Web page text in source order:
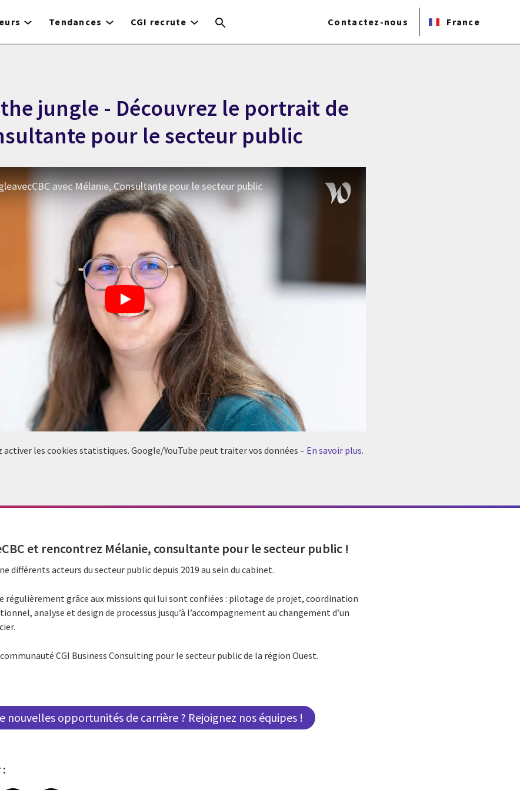
Tendances CGI recrute Contactez-nous France
jungle - Découvrez le portrait de
pour le secteur public
avec Mélanie, Consultante pour le secteur public
les cookies statistiques. Google/YouTube peut traiter vos données – En savoir plus.
et rencontrez Mélanie, consultante pour le secteur public !
différents acteurs du secteur public depuis 2019 au sein du cabinet.
régulièrement grâce aux missions qui lui sont confiées : pilotage de projet, coordination
analyse et design de processus jusqu’à l’accompagnement au changement d’un
CGI Business Consulting pour le secteur public de la région Ouest.
nouvelles opportunités de carrière ? Rejoignez nos équipes !